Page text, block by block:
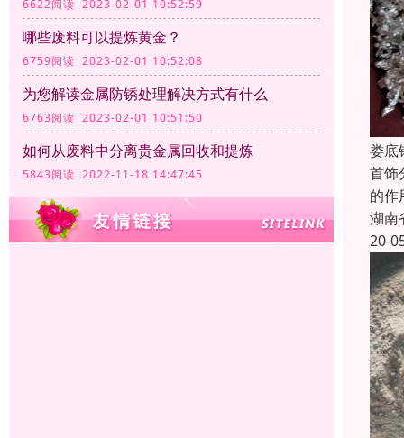
6622阅读 2023-02-01 10:52:59
哪些废料可以提炼黄金？
6759阅读 2023-02-01 10:52:08
为您解读金属防锈处理解决方式有什么
6763阅读 2023-02-01 10:51:50
如何从废料中分离贵金属回收和提炼
5843阅读 2022-11-18 14:47:45
娄底
首饰
的作
湖南
20-